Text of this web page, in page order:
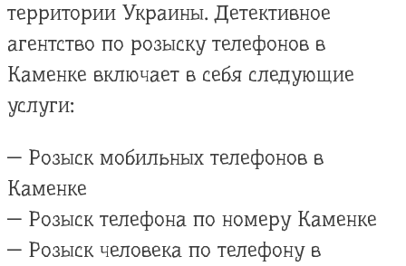
территории Украины. Детективное
агентство по розыску телефонов в
Каменке включает в себя следующие
услуги:
— Розыск мобильных телефонов в
Каменке
— Розыск телефона по номеру Каменке
— Розыск человека по телефону в